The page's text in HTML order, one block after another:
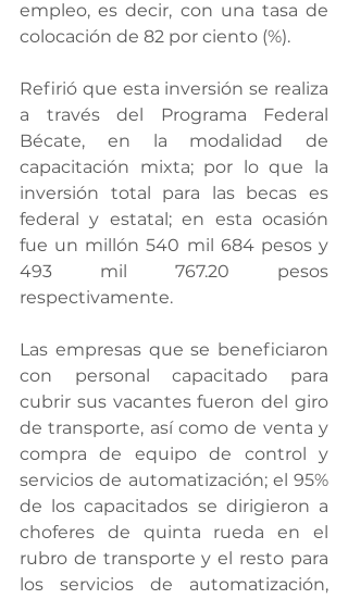
empleo, es decir, con una tasa de
colocación de 82 por ciento (%).
Refirió que esta inversión se realiza
a través del Programa Federal
Bécate, en la modalidad de
capacitación mixta; por lo que la
inversión total para las becas es
federal y estatal; en esta ocasión
fue un millón 540 mil 684 pesos y
493 mil 767.20 pesos
respectivamente.
Las empresas que se beneficiaron
con personal capacitado para
cubrir sus vacantes fueron del giro
de transporte, así como de venta y
compra de equipo de control y
servicios de automatización; el 95%
de los capacitados se dirigieron a
choferes de quinta rueda en el
rubro de transporte y el resto para
los servicios de automatización,